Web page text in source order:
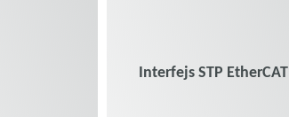
Interfejs STP EtherCAT